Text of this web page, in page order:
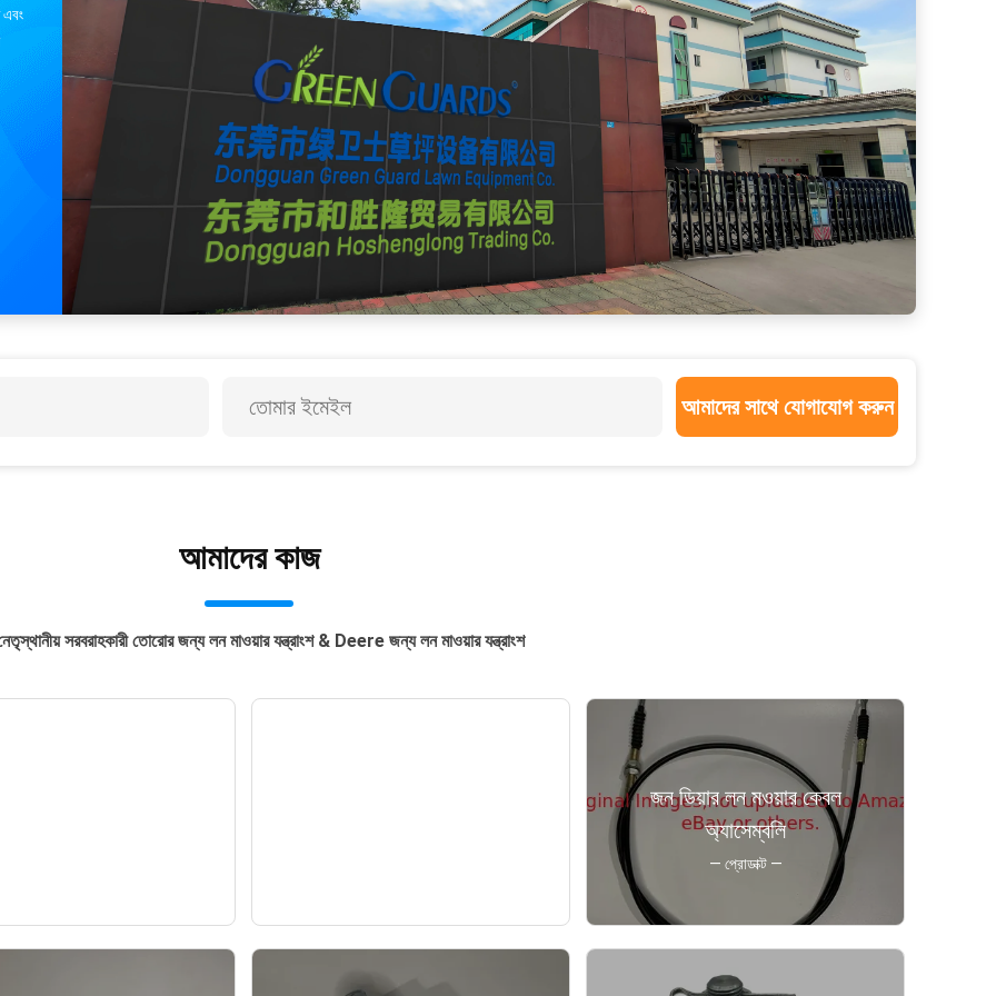
এবং
আমাদের সাথে যোগাযোগ করুন
আমাদের কাজ
সরবরাহকারী তোরোর জন্য লন মাওয়ার যন্ত্রাংশ & Deere জন্য লন মাওয়ার যন্ত্রাংশ
জন ডিয়ার লন মওয়ার কেবল
অ্যাসেম্বলি
— প্রোডাক্ট —